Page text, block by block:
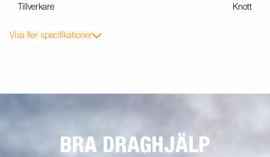
Tillverkare Knott
Visa fler specifikationer
BRA DRAGHJÄLP